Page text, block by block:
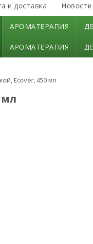
и доставка Новости
АРОМАТЕРАПИЯ
АРОМАТЕРАПИЯ
Ecover, 450 мл
мл